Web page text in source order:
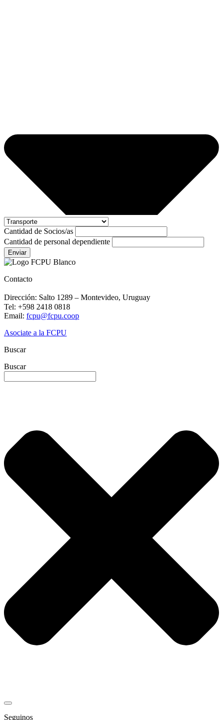
Cantidad de Socios/as
Cantidad de personal dependiente
Enviar
Contacto
Dirección: Salto 1289 – Montevideo, Uruguay
Tel: +598 2418 0818
Email: fcpu@fcpu.coop
Asociate a la FCPU
Buscar
Buscar
Seguinos